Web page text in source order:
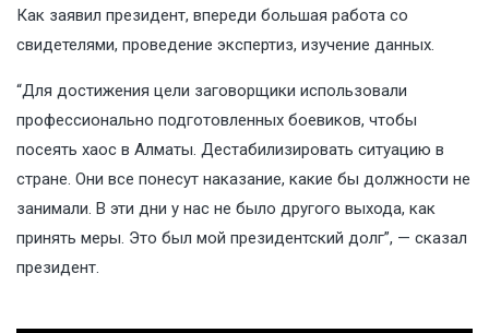
Как заявил президент, впереди большая работа со
свидетелями, проведение экспертиз, изучение данных.
“Для достижения цели заговорщики использовали
профессионально подготовленных боевиков, чтобы
посеять хаос в Алматы. Дестабилизировать ситуацию в
стране. Они все понесут наказание, какие бы должности не
занимали. В эти дни у нас не было другого выхода, как
принять меры. Это был мой президентский долг”, — сказал
президент.